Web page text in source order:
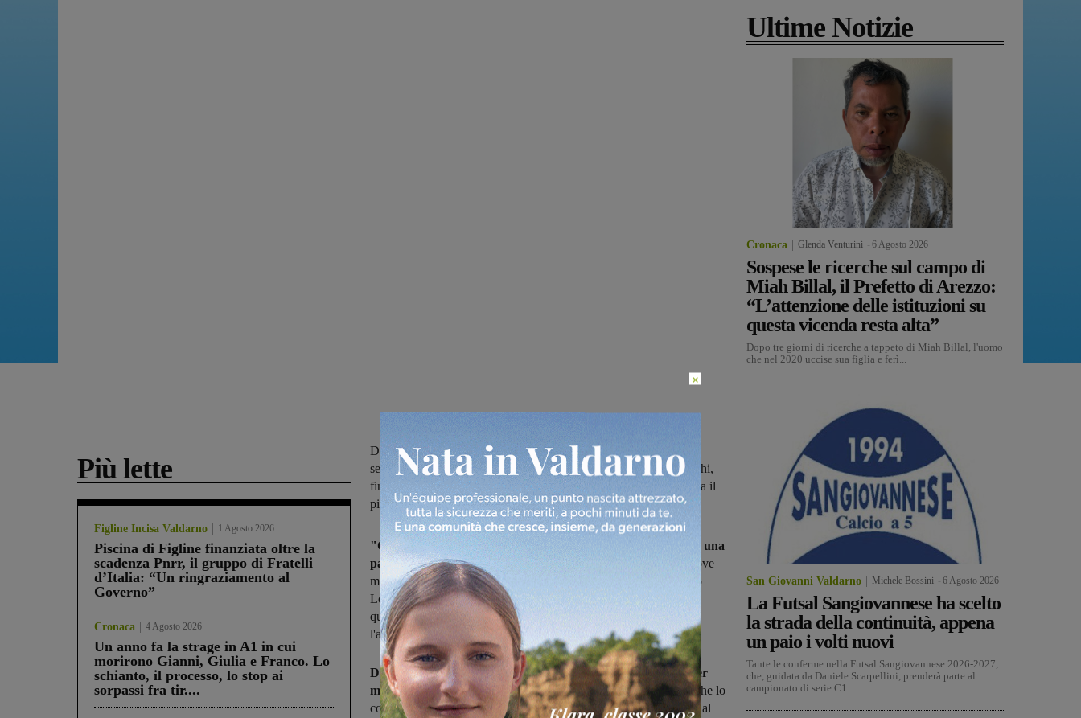
Più lette
Figline Incisa Valdarno 1 Agosto 2026
Piscina di Figline finanziata oltre la
scadenza Pnrr, il gruppo di Fratelli
d’Italia: “Un ringraziamento al
Governo”
Cronaca 4 Agosto 2026
Un anno fa la strage in A1 in cui
morirono Gianni, Giulia e Franco. Lo
schianto, il processo, lo stop ai
sorpassi fra tir....
Da questo pomeriggio è spenta una delle lanterne dell’impianto
semaforico a chiamata pedonale di via Chiantigiana, a Montevarchi,
finito al centro delle polemiche dopo l’incidente in cui perse la vita il
piccolo Lorenzo Vanzi
"Ci sono già problemi al semaforo, dopo appena dieci giorni: una
parte è già spenta".I residenti della zona di via Chiantigiana, dove
meno di un mese fa in un terribile incidente perse la vita il piccolo
Lorenzo Vanzi, chiedono oggi ancora maggiore attenzione per
quell'impianto semaforico a chiamata pedonale, che può garantire
l'attraversamento della strada in sicurezza.
Dieci giorni fa, l'impianto fu riacceso e riattivato, dopo che per
mesi era rimasto lampeggiante.Oggi, però, una delle lanterne che lo
compongono, quella in alto, visibile per le auto che provengono dal
Ultime Notizie
Cronaca Glenda Venturini 6 Agosto 2026
Sospese le ricerche sul campo di
Miah Billal, il Prefetto di Arezzo:
“L’attenzione delle istituzioni su
questa vicenda resta alta”
Dopo tre giorni di ricerche a tappeto di Miah Billal, l'uomo
che nel 2020 uccise sua figlia e ferì...
San Giovanni Valdarno Michele Bossini 6 Agosto 2026
La Futsal Sangiovannese ha scelto
la strada della continuità, appena
un paio i volti nuovi
Tante le conferme nella Futsal Sangiovannese 2026-2027,
che, guidata da Daniele Scarpellini, prenderà parte al
campionato di serie C1...
×